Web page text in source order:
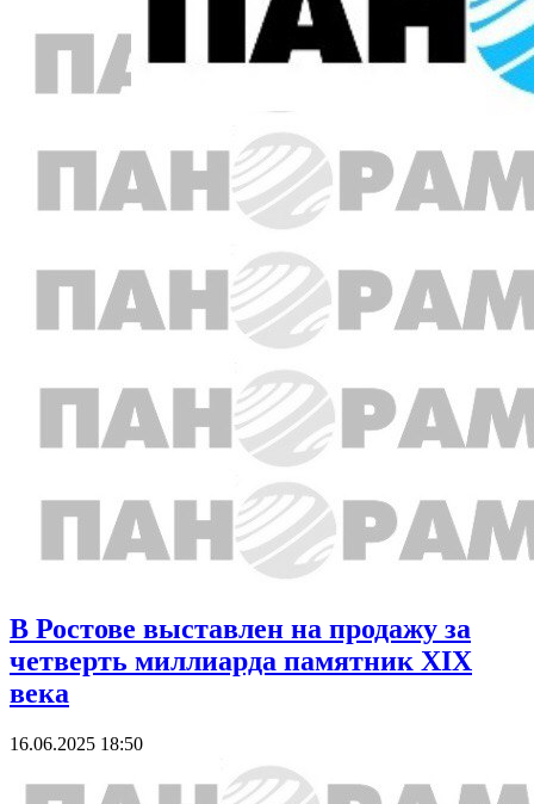
В Ростове выставлен на продажу за
четверть миллиарда памятник XIX
века
16.06.2025 18:50